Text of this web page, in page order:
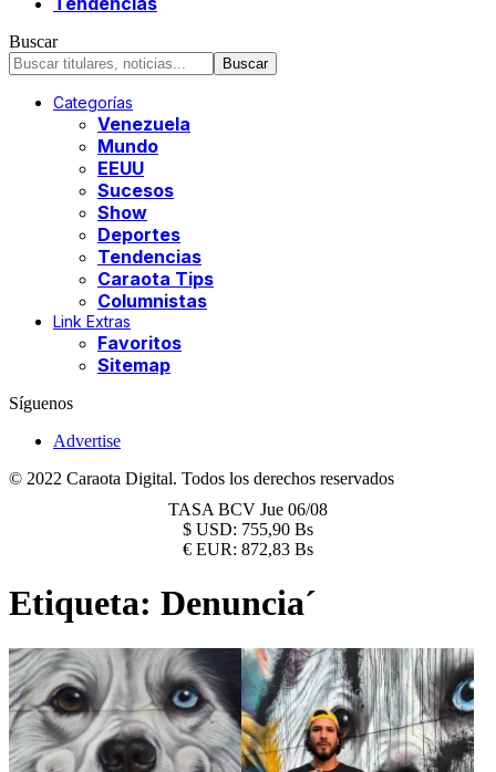
Buscar
Categorías
Venezuela
Mundo
EEUU
Sucesos
Show
Deportes
Tendencias
Caraota Tips
Columnistas
Link Extras
Favoritos
Sitemap
Síguenos
Advertise
© 2022 Caraota Digital. Todos los derechos reservados
TASA BCV Jue 06/08
$ USD: 755,90 Bs
€ EUR: 872,83 Bs
Etiqueta: Denuncia´